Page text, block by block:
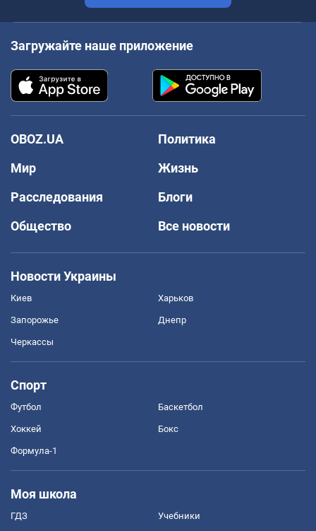
Загружайте наше приложение
OBOZ.UA
Политика
Мир
Жизнь
Расследования
Блоги
Общество
Все новости
Новости Украины
Киев Харьков
Запорожье Днепр
Черкассы
Спорт
Футбол Баскетбол
Хоккей Бокс
Формула-1
Моя школа
ГДЗ Учебники